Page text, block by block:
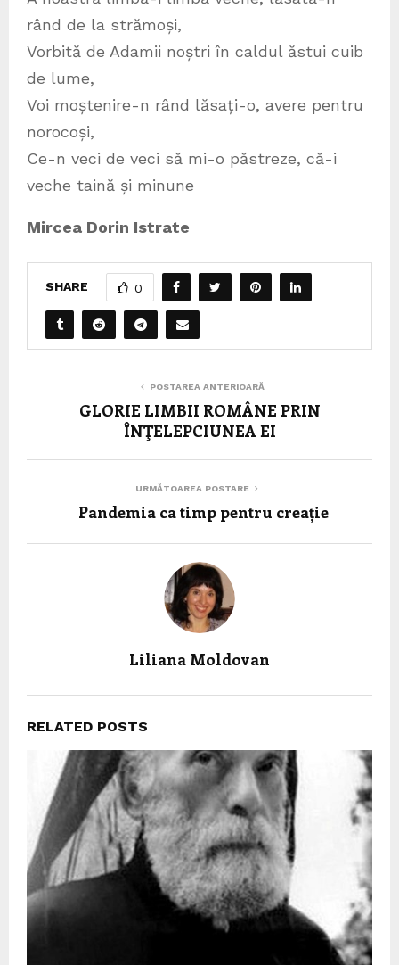
rând de la strămoși,
Vorbită de Adamii noștri în caldul ăstui cuib
de lume,
Voi moștenire-n rând lăsați-o, avere pentru
norocoși,
Ce-n veci de veci să mi-o păstreze, că-i
veche taină și minune
Mircea Dorin Istrate
SHARE 0
POSTAREA ANTERIOARĂ
GLORIE LIMBII ROMÂNE PRIN
ÎNŢELEPCIUNEA EI
URMĂTOAREA POSTARE
Pandemia ca timp pentru creație
Liliana Moldovan
RELATED POSTS